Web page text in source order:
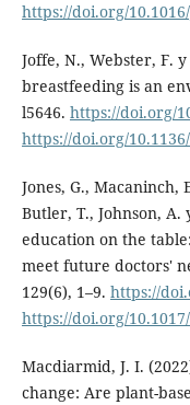
https://doi.org/
Joffe, N., Webster, F.
breastfeeding is an
l5646. https://doi.org/
https://doi.org/
Jones, G.,
Butler, T., Johnson,
education on the
meet future doctors'
129(6), 1–9. https://
https://doi.org/
Macdiarmid, J. I.
change: Are plant-